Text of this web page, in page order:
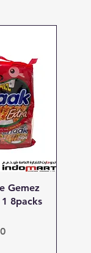
Cepat
Gemez
8packs